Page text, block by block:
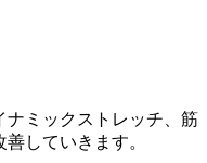
ナミックストレッチ、筋
していきます。